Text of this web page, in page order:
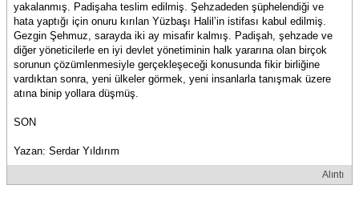
yakalanmış. Padişaha teslim edilmiş. Şehzadeden şüphelendiği ve
hata yaptığı için onuru kırılan Yüzbaşı Halil’in istifası kabul edilmiş.
Gezgin Şehmuz, sarayda iki ay misafir kalmış. Padişah, şehzade ve
diğer yöneticilerle en iyi devlet yönetiminin halk yararına olan birçok
sorunun çözümlenmesiyle gerçekleşeceği konusunda fikir birliğine
vardıktan sonra, yeni ülkeler görmek, yeni insanlarla tanışmak üzere
atına binip yollara düşmüş.
SON
Yazan: Serdar Yıldırım
Alıntı